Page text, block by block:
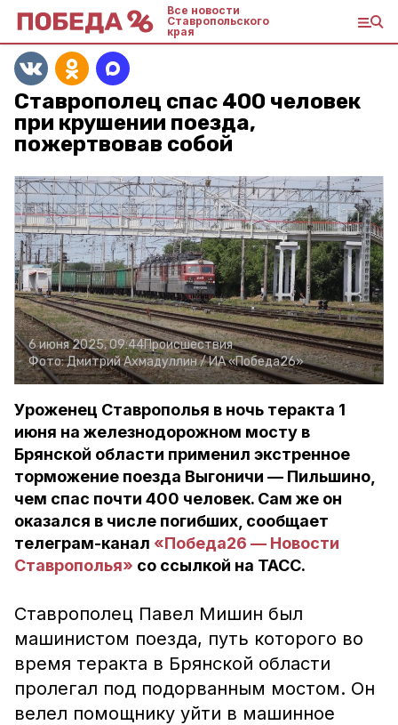
Все новости
Ставропольского
края
Ставрополец спас 400 человек
при крушении поезда,
пожертвовав собой
6 июня 2025, 09:44Происшествия
Фото:Дмитрий Ахмадуллин /ИА «Победа26»
Уроженец Ставрополья в ночь теракта 1
июня на железнодорожном мосту в
Брянской области применил экстренное
торможение поезда Выгоничи — Пильшино,
чем спас почти 400 человек. Сам же он
оказался в числе погибших, сообщает
телеграм-канал «Победа26 — Новости
Ставрополья» со ссылкой на ТАСС.
Ставрополец Павел Мишин был
машинистом поезда, путь которого во
время теракта в Брянской области
пролегал под подорванным мостом. Он
велел помощнику уйти в машинное